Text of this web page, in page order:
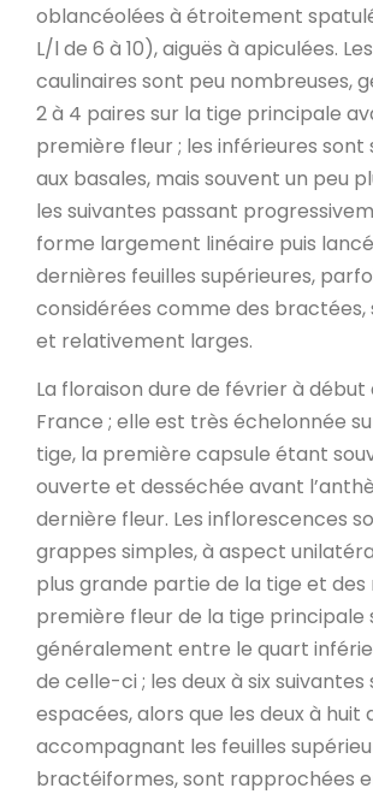
oblancéolées à étroitement
L/l de 6 à 10), aiguës à apiculées.
caulinaires sont peu nombreuses,
2 à 4 paires sur la tige principale
première fleur ; les inférieures sont
aux basales, mais souvent un peu
les suivantes passant
forme largement linéaire puis
dernières feuilles supérieures,
considérées comme des
et relativement larges.
La floraison dure de février à début
France ; elle est très échelonnée
tige, la première capsule étant
ouverte et desséchée avant
dernière fleur. Les inflorescences
grappes simples, à aspect
plus grande partie de la tige et des
première fleur de la tige principale
généralement entre le quart
de celle-ci ; les deux à six
espacées, alors que les deux à huit
accompagnant les feuilles
bractéiformes, sont rapprochées